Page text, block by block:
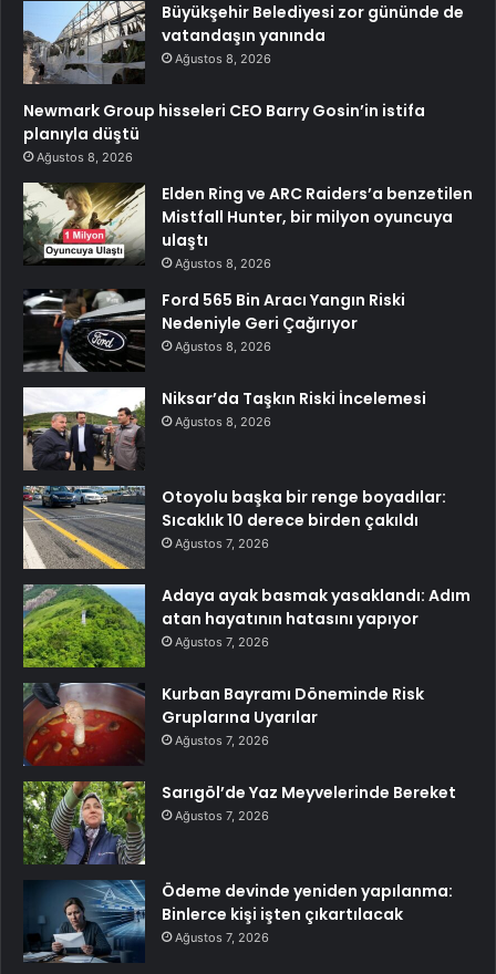
Büyükşehir Belediyesi zor gününde de
vatandaşın yanında
Ağustos 8, 2026
Newmark Group hisseleri CEO Barry Gosin’in istifa
planıyla düştü
Ağustos 8, 2026
Elden Ring ve ARC Raiders’a benzetilen
Mistfall Hunter, bir milyon oyuncuya
ulaştı
Ağustos 8, 2026
Ford 565 Bin Aracı Yangın Riski
Nedeniyle Geri Çağırıyor
Ağustos 8, 2026
Niksar’da Taşkın Riski İncelemesi
Ağustos 8, 2026
Otoyolu başka bir renge boyadılar:
Sıcaklık 10 derece birden çakıldı
Ağustos 7, 2026
Adaya ayak basmak yasaklandı: Adım
atan hayatının hatasını yapıyor
Ağustos 7, 2026
Kurban Bayramı Döneminde Risk
Gruplarına Uyarılar
Ağustos 7, 2026
Sarıgöl’de Yaz Meyvelerinde Bereket
Ağustos 7, 2026
Ödeme devinde yeniden yapılanma:
Binlerce kişi işten çıkartılacak
Ağustos 7, 2026